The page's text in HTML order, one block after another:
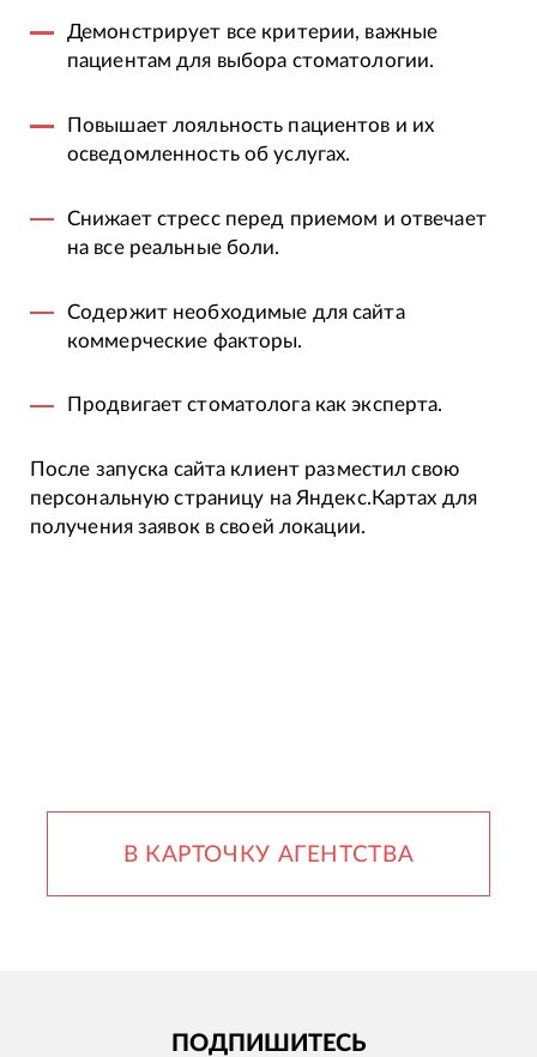
Демонстрирует все критерии, важные
пациентам для выбора стоматологии.
Повышает лояльность пациентов и их
осведомленность об услугах.
Снижает стресс перед приемом и отвечает
на все реальные боли.
Содержит необходимые для сайта
коммерческие факторы.
Продвигает стоматолога как эксперта.
После запуска сайта клиент разместил свою
персональную страницу на Яндекс.Картах для
получения заявок в своей локации.
В КАРТОЧКУ АГЕНТСТВА
ПОДПИШИТЕСЬ